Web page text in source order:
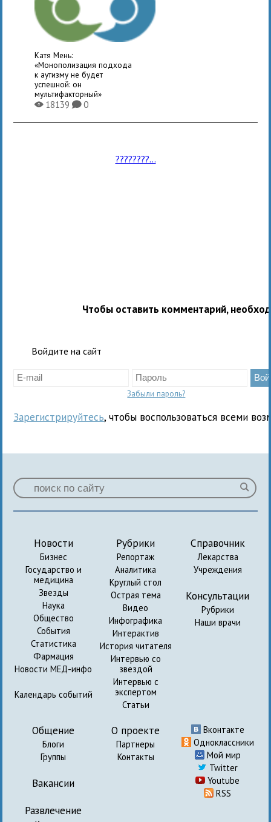
Катя Мень:
«Монополизация подхода
к аутизму не будет
успешной: он
мультифакторный»
X18139K0
????????...
Чтобы оставить комментарий,
Войдите на сайт
Забыли пароль?
Зарегистрируйтесь, чтобы воспользоваться всеми
Новости
Бизнес
Государство и
медицина
Звезды
Наука
Общество
События
Статистика
Фармация
Новости МЕД-инфо
Календарь событий
Рубрики
Репортаж
Аналитика
Круглый стол
Острая тема
Видео
Инфографика
Интерактив
История читателя
Интервью со
звездой
Интервью с
экспертом
Статьи
Справочник
Лекарства
Учреждения
Консультации
Рубрики
Наши врачи
Общение
Блоги
Группы
Вакансии
Развлечение
О проекте
Партнеры
Контакты
Вконтакте
Одноклассники
Мой мир
Twitter
Youtube
RSS